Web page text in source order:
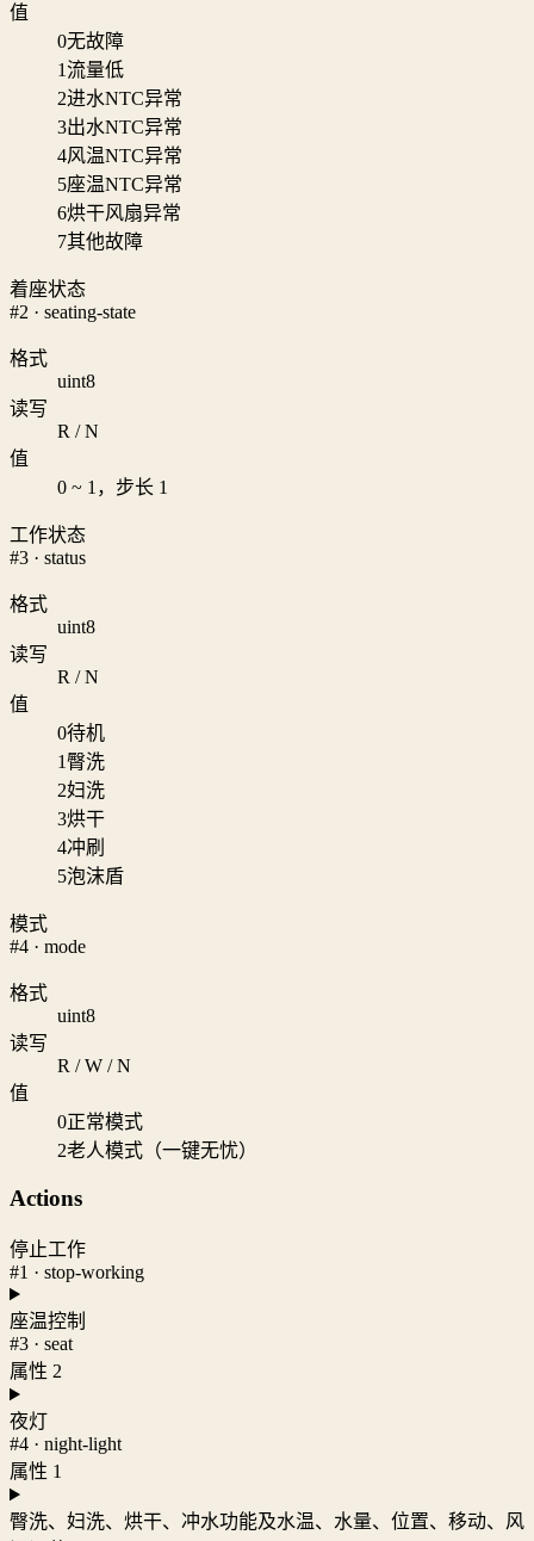
值
0无故障
1流量低
2进水NTC异常
3出水NTC异常
4风温NTC异常
5座温NTC异常
6烘干风扇异常
7其他故障
着座状态
#2 · seating-state
格式
uint8
读写
R / N
值
0 ~ 1，步长 1
工作状态
#3 · status
格式
uint8
读写
R / N
值
0待机
1臀洗
2妇洗
3烘干
4冲刷
5泡沫盾
模式
#4 · mode
格式
uint8
读写
R / W / N
值
0正常模式
2老人模式（一键无忧）
Actions
停止工作
#1 · stop-working
座温控制
#3 · seat
属性 2
夜灯
#4 · night-light
属性 1
臀洗、妇洗、烘干、冲水功能及水温、水量、位置、移动、风